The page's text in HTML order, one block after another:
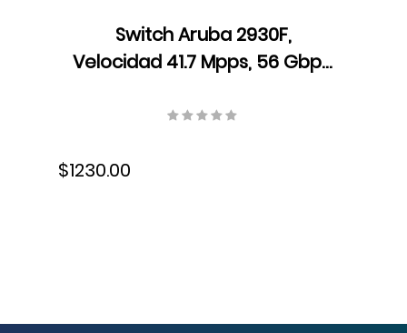
Switch Aruba 2930F,
Velocidad 41.7 Mpps, 56 Gbps,
1016 MHz, 1 GB DDR3 SDRAM,
$1230.00